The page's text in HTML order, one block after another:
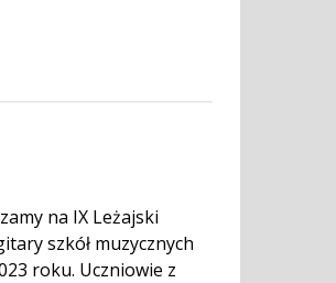
na IX Leżajski
szkół muzycznych
roku. Uczniowie z